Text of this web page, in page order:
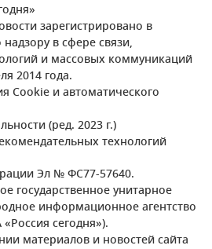
зарегистрировано в
в сфере связи,
и массовых коммуникаций
2014 года.
Cookie и автоматического
(ред. 2023 г.)
технологий
Эл № ФС77-57640.
государственное унитарное
информационное агентство
сегодня»).
материалов и новостей сайта